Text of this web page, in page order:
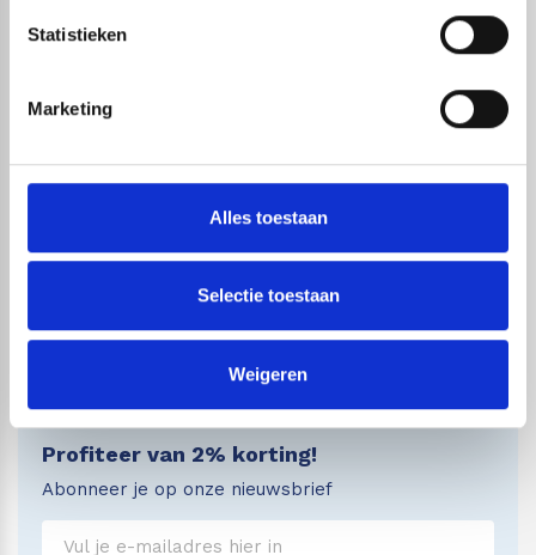
Statistieken
Marketing
Alles toestaan
Selectie toestaan
Weigeren
Bezorginformatie
hiervoor al jaren samen metDHL
(B).
Profiteer van 2% korting!
Abonneer je op onze nieuwsbrief